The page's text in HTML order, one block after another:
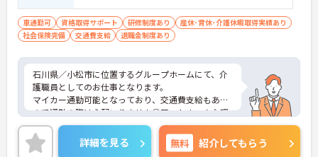
車通勤可 資格取得サポート 研修制度あり
産休･育休･介護休暇取得実績あり
社会保険完備
交通費支給 退職金制度あり
石川県／小松市に位置するグループホームにて、介
護職員としてのお仕事となります。
マイカー通勤可能となっており、交通費支給もある
ので通勤の際は心配いりません◎アットホームな環
境でのびのびとお仕事できます！
ご興味ある方は面接ポイントをお伝えしますので、
お気軽にお問い合わせください♪
詳細を見る 無料 紹介してもらう